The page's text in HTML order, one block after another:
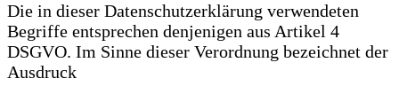
Die in dieser Datenschutzerklärung verwendeten
Begriffe entsprechen denjenigen aus Artikel 4
DSGVO. Im Sinne dieser Verordnung bezeichnet der
Ausdruck